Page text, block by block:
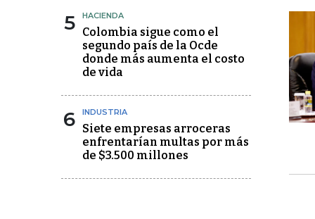
5 HACIENDA
Colombia sigue como el
segundo país de la Ocde
donde más aumenta el costo
de vida
6 INDUSTRIA
Siete empresas arroceras
enfrentarían multas por más
de $3.500 millones